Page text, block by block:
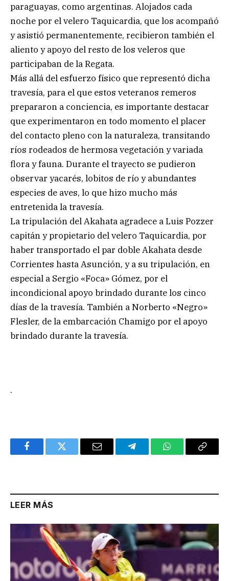
paraguayas, como argentinas. Alojados cada
noche por el velero Taquicardia, que los acompañó
y asistió permanentemente, recibieron también el
aliento y apoyo del resto de los veleros que
participaban de la Regata.
Más allá del esfuerzo físico que representó dicha
travesía, para el que estos veteranos remeros
prepararon a conciencia, es importante destacar
que experimentaron en todo momento el placer
del contacto pleno con la naturaleza, transitando
ríos rodeados de hermosa vegetación y variada
flora y fauna. Durante el trayecto se pudieron
observar yacarés, lobitos de río y abundantes
especies de aves, lo que hizo mucho más
entretenida la travesía.
La tripulación del Akahata agradece a Luis Pozzer
capitán y propietario del velero Taquicardia, por
haber transportado el par doble Akahata desde
Corrientes hasta Asunción, y a su tripulación, en
especial a Sergio «Foca» Gómez, por el
incondicional apoyo brindado durante los cinco
días de la travesía. También a Norberto «Negro»
Flesler, de la embarcación Chamigo por el apoyo
brindado durante la travesía.
.
FacebookTwitter Email TelegramWhatsAppCopy
LEER MÁS